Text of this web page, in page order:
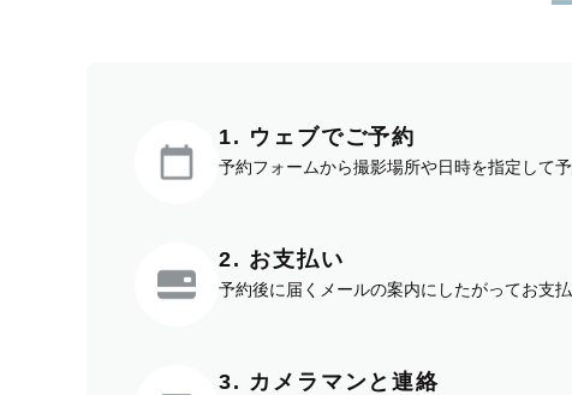
1. ウェブでご予約
予約フォームから撮影場所や日時を指定して予
2. お支払い
予約後に届くメールの案内にしたがってお支
3. カメラマンと連絡